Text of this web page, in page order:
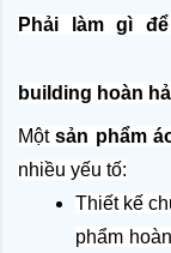
Phải làm gì
building hoàn
Một sản phẩm
nhiều yếu tố:
Thiết kế
phẩm